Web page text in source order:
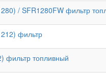
/ SFR1280FW фильтр
фильтр
фильтр топливный